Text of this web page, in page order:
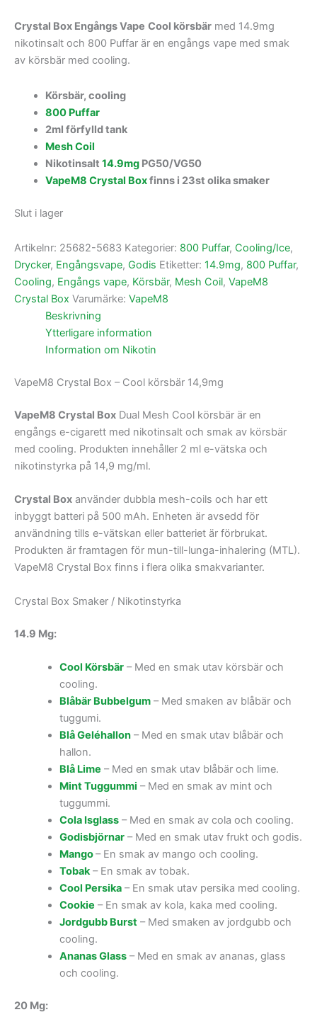
Crystal Box Engångs Vape Cool körsbär med 14.9mg
nikotinsalt och 800 Puffar är en engångs vape med smak
av körsbär med cooling.
Körsbär, cooling
800 Puffar
2ml förfylld tank
Mesh Coil
Nikotinsalt 14.9mgPG50/VG50
VapeM8 Crystal Boxfinns i 23st olika smaker
Slut i lager
Artikelnr: 25682-5683 Kategorier: 800 Puffar, Cooling/Ice,
Drycker, Engångsvape, Godis Etiketter: 14.9mg, 800 Puffar,
Cooling, Engångs vape, Körsbär, Mesh Coil, VapeM8
Crystal Box Varumärke: VapeM8
Beskrivning
Ytterligare information
Information om Nikotin
VapeM8 Crystal Box – Cool körsbär 14,9mg
VapeM8 Crystal Box Dual Mesh Cool körsbär är en
engångs e-cigarett med nikotinsalt och smak av körsbär
med cooling. Produkten innehåller 2 ml e-vätska och
nikotinstyrka på 14,9 mg/ml.
Crystal Box använder dubbla mesh-coils och har ett
inbyggt batteri på 500 mAh. Enheten är avsedd för
användning tills e-vätskan eller batteriet är förbrukat.
Produkten är framtagen för mun-till-lunga-inhalering (MTL).
VapeM8 Crystal Box finns i flera olika smakvarianter.
Crystal Box Smaker / Nikotinstyrka
14.9 Mg:
Cool Körsbär – Med en smak utav körsbär och
cooling.
Blåbär Bubbelgum– Med smaken av blåbär och
tuggumi.
Blå Geléhallon– Med en smak utav blåbär och
hallon.
Blå Lime – Med en smak utav blåbär och lime.
Mint Tuggummi – Med en smak av mint och
tuggummi.
Cola Isglass– Med en smak av cola och cooling.
Godisbjörnar – Med en smak utav frukt och godis.
Mango– En smak av mango och cooling.
Tobak – En smak av tobak.
Cool Persika– En smak utav persika med cooling.
Cookie – En smak av kola, kaka med cooling.
Jordgubb Burst– Med smaken av jordgubb och
cooling.
Ananas Glass– Med en smak av ananas, glass
och cooling.
20 Mg: